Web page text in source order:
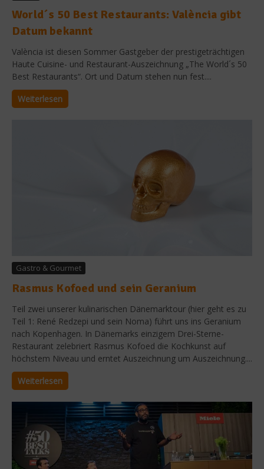
World´s 50 Best Restaurants: València gibt
Datum bekannt
València ist diesen Sommer Gastgeber der prestigeträchtigen
Haute Cuisine- und Restaurant-Auszeichnung „The World´s 50
Best Restaurants“. Ort und Datum stehen nun fest....
Weiterlesen
Gastro & Gourmet
Rasmus Kofoed und sein Geranium
Teil zwei unserer kulinarischen Dänemarktour (hier geht es zu
Teil 1: René Redzepi und sein Noma) führt uns ins Geranium
nach Kopenhagen. In Dänemarks einzigem Drei-Sterne-
Restaurant zelebriert Rasmus Kofoed die Kochkunst auf
höchstem Niveau und erntet Auszeichnung um Auszeichnung....
Weiterlesen